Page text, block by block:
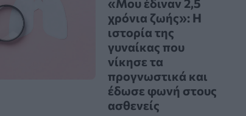
«Μου έδιναν 2,5
χρόνια ζωής»: Η
ιστορία της
γυναίκας που
νίκησε τα
προγνωστικά και
έδωσε φωνή στους
ασθενείς